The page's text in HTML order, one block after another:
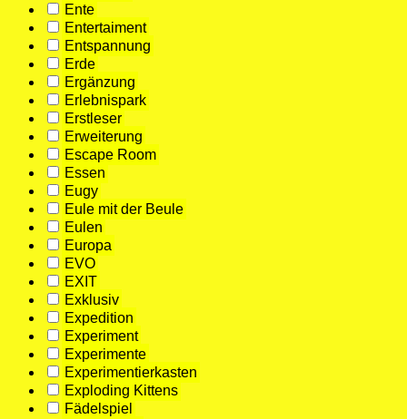
Ente
Entertaiment
Entspannung
Erde
Ergänzung
Erlebnispark
Erstleser
Erweiterung
Escape Room
Essen
Eugy
Eule mit der Beule
Eulen
Europa
EVO
EXIT
Exklusiv
Expedition
Experiment
Experimente
Experimentierkasten
Exploding Kittens
Fädelspiel